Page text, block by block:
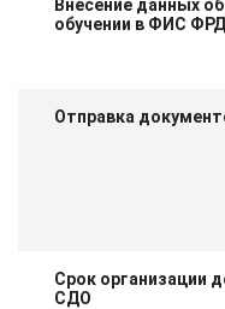
Внесение данных об
обучении в ФИС
Отправка
Срок организации
СДО